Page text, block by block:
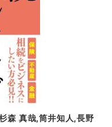
森 真哉,筒井知人,長野